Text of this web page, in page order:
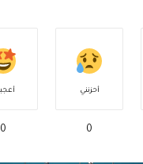
أحزنني
0
0